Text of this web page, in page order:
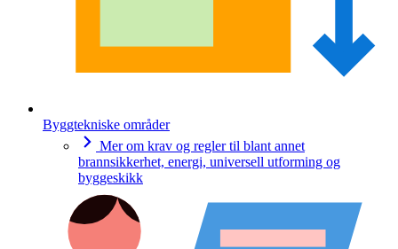
Byggtekniske områder
Mer om krav og regler til blant annet
brannsikkerhet, energi, universell utforming og
byggeskikk